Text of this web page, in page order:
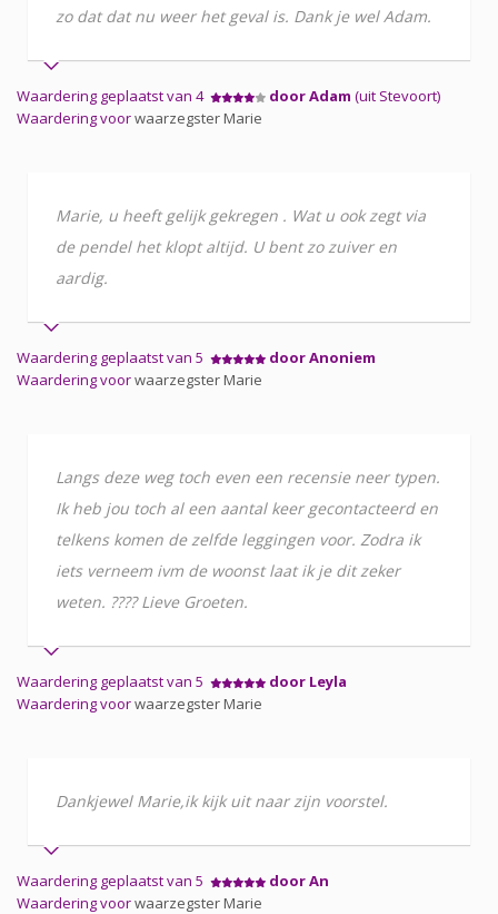
zo dat dat nu weer het geval is. Dank je wel Adam.
Waardering geplaatst van 4 door Adam (uit Stevoort)
Waardering voorwaarzegster Marie
Marie, u heeft gelijk gekregen . Wat u ook zegt via
de pendel het klopt altijd. U bent zo zuiver en
aardig.
Waardering geplaatst van 5
door Anoniem
Waardering voorwaarzegster Marie
Langs deze weg toch even een recensie neer typen.
Ik heb jou toch al een aantal keer gecontacteerd en
telkens komen de zelfde leggingen voor. Zodra ik
iets verneem ivm de woonst laat ik je dit zeker
weten. ???? Lieve Groeten.
Waardering geplaatst van 5
door Leyla
Waardering voorwaarzegster Marie
Dankjewel Marie,ik kijk uit naar zijn voorstel.
Waardering geplaatst van 5
door An
Waardering voorwaarzegster Marie